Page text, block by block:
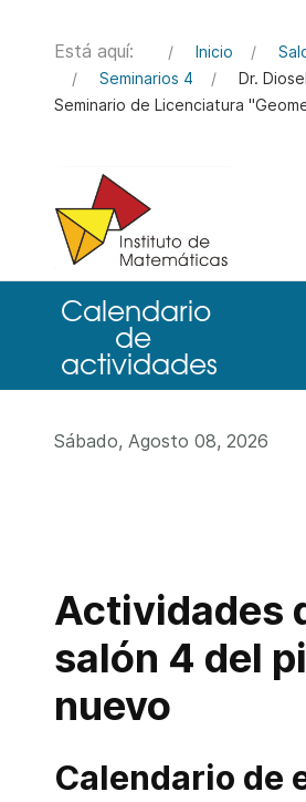
Está aquí: Inicio
Seminarios 4
Dr.
Seminario de Licenciatura
Sábado, Agosto 08, 2026
Actividades
salón 4 del
nuevo
Calendario de